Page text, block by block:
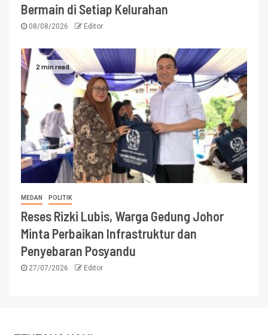
Bermain di Setiap Kelurahan
08/08/2026 Editor
2 min read
MEDAN POLITIK
Reses Rizki Lubis, Warga Gedung Johor
Minta Perbaikan Infrastruktur dan
Penyebaran Posyandu
27/07/2026 Editor